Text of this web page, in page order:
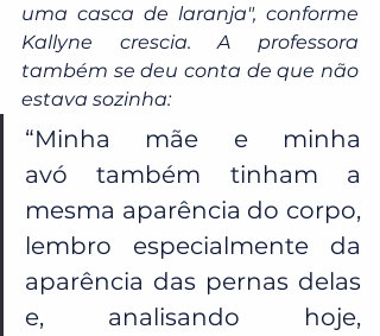
uma casca de laranja", conforme
Kallyne crescia. A professora
também se deu conta de que não
estava sozinha:
“Minha mãe e minha
avó também tinham a
mesma aparência do corpo,
lembro especialmente da
aparência das pernas delas
e, analisando hoje,